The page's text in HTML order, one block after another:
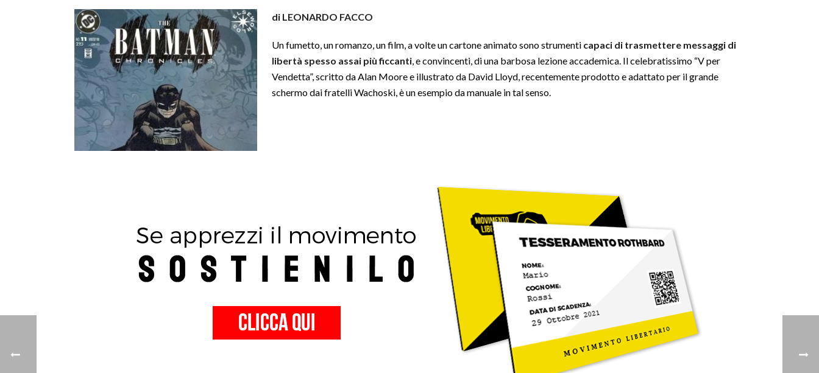
di LEONARDO FACCO
Un fumetto, un romanzo, un film, a volte un cartone animato sono strumenti capaci di trasmettere messaggi di
libertà spesso assai più ficcanti, e convincenti, di una barbosa lezione accademica. Il celebratissimo “V per
Vendetta”, scritto da Alan Moore e illustrato da David Lloyd, recentemente prodotto e adattato per il grande
schermo dai fratelli Wachoski, è un esempio da manuale in tal senso.